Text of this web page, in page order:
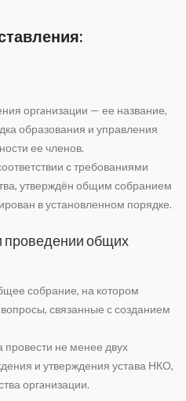
оргaнизации — ее название,
образования и управления
ее членов.
с требованиями
утверждён общим собранием
в установленном порядке.
проведении общих
собрание, на котором
связанные с созданием
не менее двух
и утверждения устава НКО,
оргaнизации.